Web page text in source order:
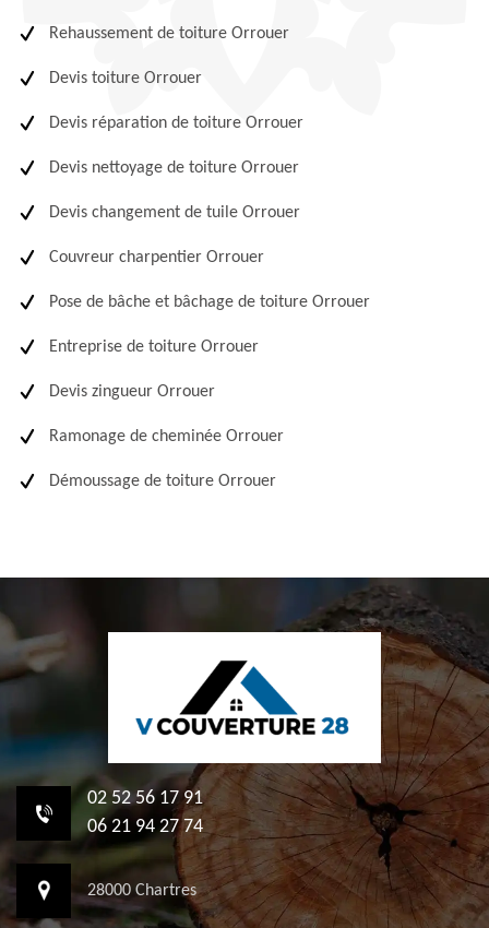
Rehaussement de toiture Orrouer
Devis toiture Orrouer
Devis réparation de toiture Orrouer
Devis nettoyage de toiture Orrouer
Devis changement de tuile Orrouer
Couvreur charpentier Orrouer
Pose de bâche et bâchage de toiture Orrouer
Entreprise de toiture Orrouer
Devis zingueur Orrouer
Ramonage de cheminée Orrouer
Démoussage de toiture Orrouer
02 52 56 17 91
06 21 94 27 74
28000 Chartres